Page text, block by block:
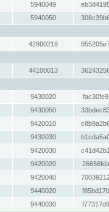
5940049
5940050
42800218
44100013
9430020
9430050
9420010
9430030
9420030
9420020
9420040
9440020
9440030